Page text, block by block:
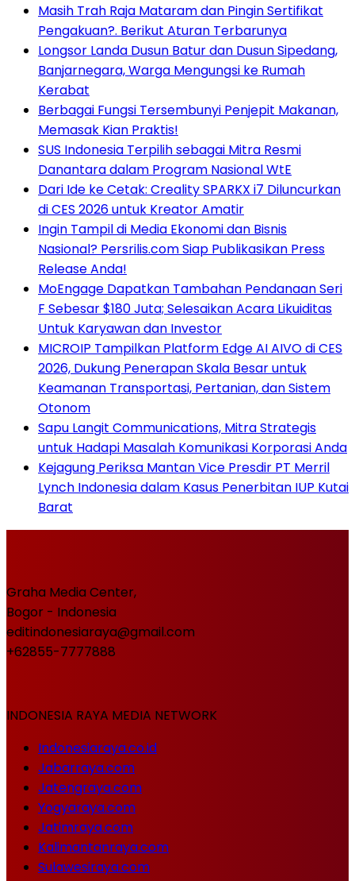
Masih Trah Raja Mataram dan Pingin Sertifikat
Pengakuan?. Berikut Aturan Terbarunya
Longsor Landa Dusun Batur dan Dusun Sipedang,
Banjarnegara, Warga Mengungsi ke Rumah
Kerabat
Berbagai Fungsi Tersembunyi Penjepit Makanan,
Memasak Kian Praktis!
SUS Indonesia Terpilih sebagai Mitra Resmi
Danantara dalam Program Nasional WtE
Dari Ide ke Cetak: Creality SPARKX i7 Diluncurkan
di CES 2026 untuk Kreator Amatir
Ingin Tampil di Media Ekonomi dan Bisnis
Nasional? Persrilis.com Siap Publikasikan Press
Release Anda!
MoEngage Dapatkan Tambahan Pendanaan Seri
F Sebesar $180 Juta; Selesaikan Acara Likuiditas
Untuk Karyawan dan Investor
MICROIP Tampilkan Platform Edge AI AIVO di CES
2026, Dukung Penerapan Skala Besar untuk
Keamanan Transportasi, Pertanian, dan Sistem
Otonom
Sapu Langit Communications, Mitra Strategis
untuk Hadapi Masalah Komunikasi Korporasi Anda
Kejagung Periksa Mantan Vice Presdir PT Merril
Lynch Indonesia dalam Kasus Penerbitan IUP Kutai
Barat
Graha Media Center,
Bogor - Indonesia
editindonesiaraya@gmail.com
+62855-7777888
INDONESIA RAYA MEDIA NETWORK
Indonesiaraya.co.id
Jabarraya.com
Jatengraya.com
Yogyaraya.com
Jatimraya.com
Kalimantanraya.com
Sulawesiraya.com